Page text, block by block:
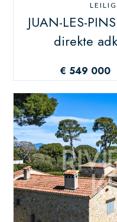
JUAN-LES-
direkte
€ 549 000